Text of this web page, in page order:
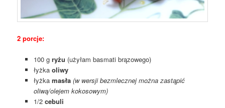
2 porcje:
100 g ryżu (użyłam basmati brązowego)
łyżka oliwy
łyżka masła (w wersji bezmlecznej można zastąpić
oliwą/olejem kokosowym)
1/2 cebuli